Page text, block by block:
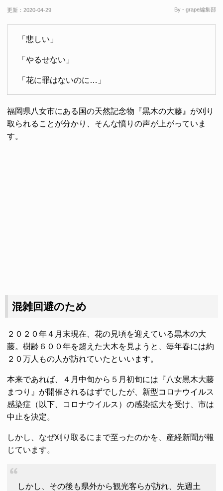
更新： 2020-04-29 By - grape編集部
「悲しい」
「やるせない」
「花に罪はないのに…」
福岡県八女市にある国の天然記念物『黒木の大藤』が刈り
取られることが分かり、そんな憤りの声が上がっていま
す。
混雑回避のため
２０２０年４月末現在、花の見頃を迎えている黒木の大
藤。樹齢６００年を超えた大木を見ようと、毎年春には約
２０万人もの人が訪れていたといいます。
本来であれば、４月中旬から５月初旬には『八女黒木大藤
まつり』が開催されるはずでしたが、新型コロナウイルス
感染症（以下、コロナウイルス）の感染拡大を受け、市は
中止を決定。
しかし、なぜ刈り取るにまで至ったのかを、産経新聞が報
じています。
しかし、その後も県外から観光客らが訪れ、先週土